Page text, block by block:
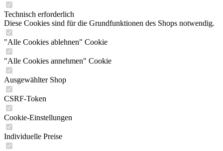
Technisch erforderlich
Diese Cookies sind für die Grundfunktionen des Shops notwendig.
"Alle Cookies ablehnen" Cookie
"Alle Cookies annehmen" Cookie
Ausgewählter Shop
CSRF-Token
Cookie-Einstellungen
Individuelle Preise